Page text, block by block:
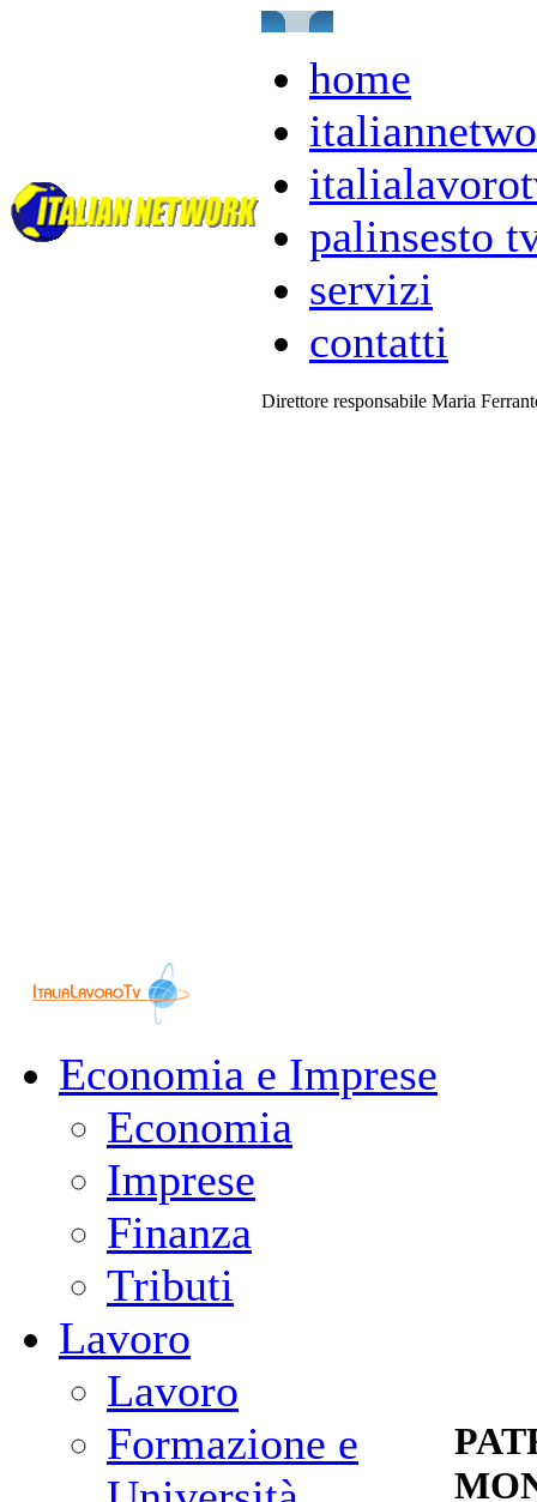
home
palinsesto
servizi
contatti
Direttore responsabile Maria
Economia e Imprese
Economia
Imprese
Finanza
Tributi
Lavoro
Lavoro
Formazione e